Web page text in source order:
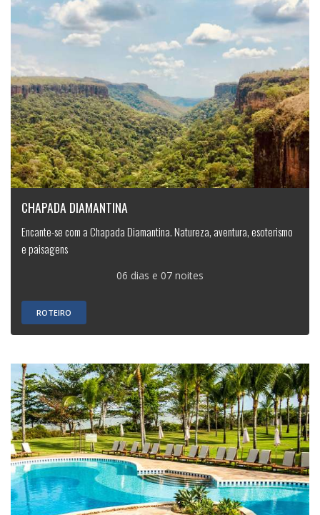
CHAPADA DIAMANTINA
Encante-se com a Chapada Diamantina. Natureza, aventura, esoterismo
e paisagens
06 dias e 07 noites
ROTEIRO